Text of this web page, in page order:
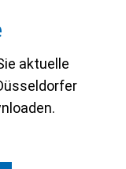
aktuelle